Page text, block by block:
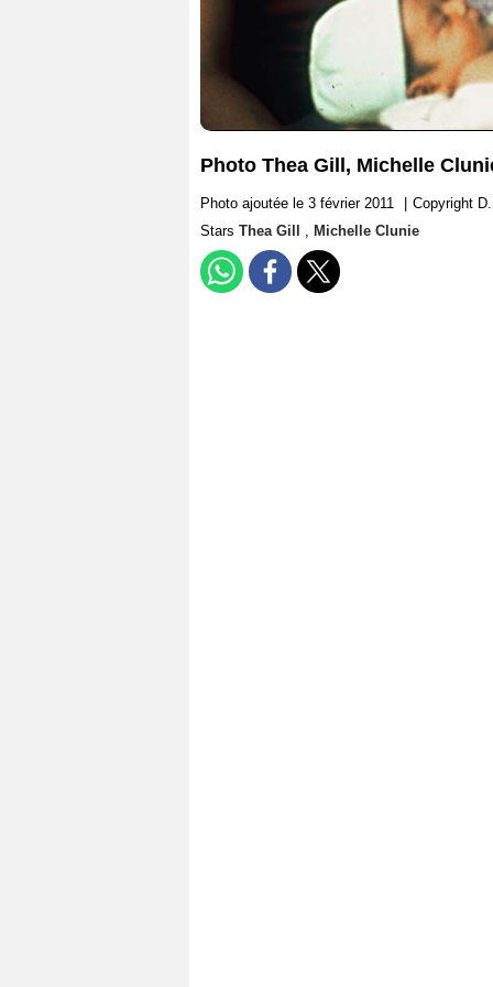
Photo Thea Gill, Michelle
Photo ajoutée le 3 février 2011
Copyright
Stars Thea Gill , Michelle Clunie